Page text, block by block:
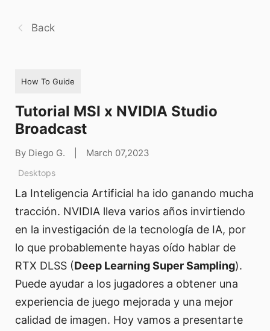
Back
How To Guide
Tutorial MSI x NVIDIA Studio
Broadcast
By Diego G. March 07,2023
Desktops
La Inteligencia Artificial ha ido ganando mucha
tracción. NVIDIA lleva varios años invirtiendo
en la investigación de la tecnología de IA, por
lo que probablemente hayas oído hablar de
RTX DLSS (Deep Learning Super Sampling).
Puede ayudar a los jugadores a obtener una
experiencia de juego mejorada y una mejor
calidad de imagen. Hoy vamos a presentarte